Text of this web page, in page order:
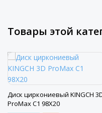
Товары этой
Диск циркониевый KINGCH
ProMax C1 98X20